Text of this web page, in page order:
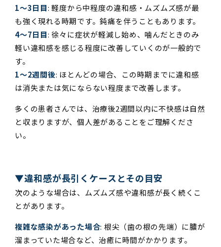
1〜3日目: 軽度から中程度の違和感・ムズムズ感が最
も強く現れる時期です。鈍痛を伴うこともあります。
4〜7日目: 徐々に症状が軽減し始め、噛んだときのみ
軽い違和感を感じる程度に改善していくのが一般的で
す。
1〜2週間後: ほとんどの場合、この時期までに違和感
は消失または気にならない程度まで改善します。
多くの患者さんでは、治療後2週間以内に不快感は自然
と収まりますが、個人差があることをご理解くださ
い。
▼違和感が長引くケースとその目安
次のような場合は、ムズムズ感や違和感が長く続くこ
とがあります。
複雑な感染があった場合: 根尖（歯の根の先端）に膿が
溜まっていた場合など、治癒に時間がかかります。